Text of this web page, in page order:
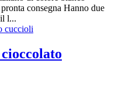
consegna Hanno due
l...